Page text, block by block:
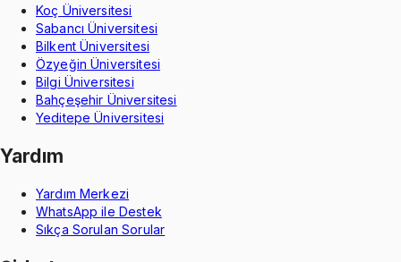
Koç Üniversitesi
Sabancı Üniversitesi
Bilkent Üniversitesi
Özyeğin Üniversitesi
Bilgi Üniversitesi
Bahçeşehir Üniversitesi
Yeditepe Üniversitesi
Yardım
Yardım Merkezi
WhatsApp ile Destek
Sıkça Sorulan Sorular